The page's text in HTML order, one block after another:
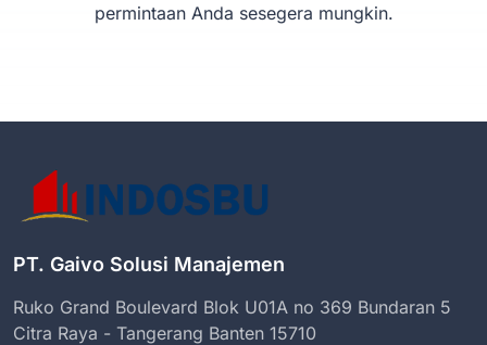
permintaan Anda sesegera mungkin.
PT. Gaivo Solusi Manajemen
Ruko Grand Boulevard Blok U01A no 369 Bundaran 5
Citra Raya - Tangerang Banten 15710